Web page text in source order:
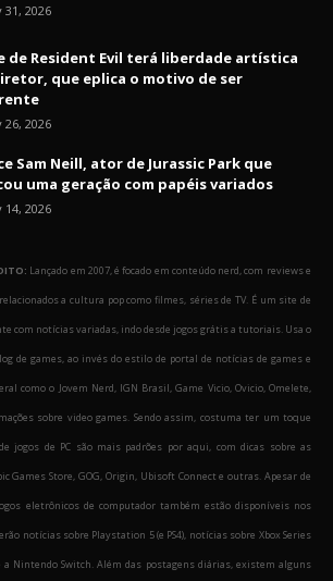
31, 2026
de Resident Evil terá liberdade artística
que eplica o motivo de ser
26, 2026
Sam Neill, ator de Jurassic Park que
uma geração com papéis variados
14, 2026
Lançado em 2007, é focado em conteúdo nerd, com reviews e
a cultura pop como filmes, séries de TV. É um site de
com notícias variadas, indo desde jogos grátis a tutoriais. Usa o
de games, ao invés do estilo de portal de notícias de games e
como o Jovem Nerd, IGN Brasil, Game Vicio, Ovicio, Omelete,
sobre video games. Sendo assim, costuma ter um toque
jogos de PC são mais padrões por aqui, com dicas sobre as
Games Store, GOG, Origin, Ubisoft Connect e outras. Apesar de
eletrônicos de computador também estão disponíveis nos
notícias sobre Playstation 5 (e PS4), notícias sobre Xbox Series
a Nintendo Switch. Além das postagens diárias, existem alguns